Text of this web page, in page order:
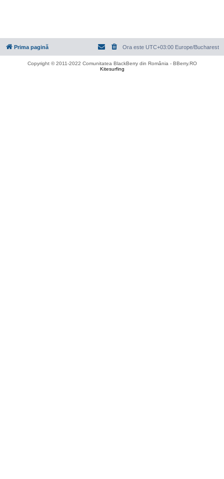
Prima pagină Ora este UTC+03:00 Europe/Bucharest
Copyright © 2011-2022 Comunitatea BlackBerry din România - BBerry.RO
Kitesurfing